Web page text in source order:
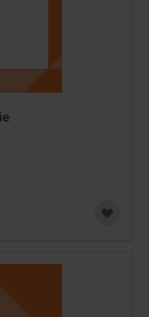
chosen on the